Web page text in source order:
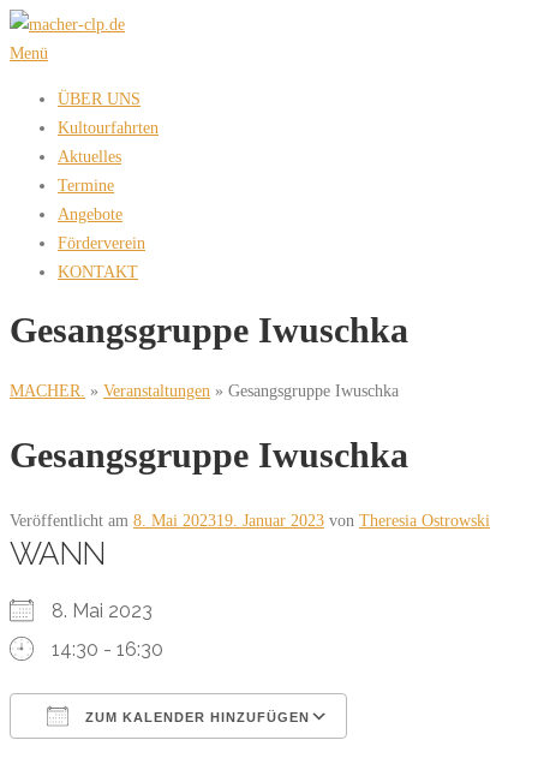
Zum
Inhalt
Menü
ÜBER UNS
Kultourfahrten
Aktuelles
Termine
Angebote
Förderverein
KONTAKT
Gesangsgruppe Iwuschka
MACHER. » Veranstaltungen » Gesangsgruppe Iwuschka
Gesangsgruppe Iwuschka
Veröffentlicht am 8. Mai 202319. Januar 2023 von Theresia Ostrowski
WANN
8. Mai 2023
14:30 - 16:30
ZUM KALENDER HINZUFÜGEN